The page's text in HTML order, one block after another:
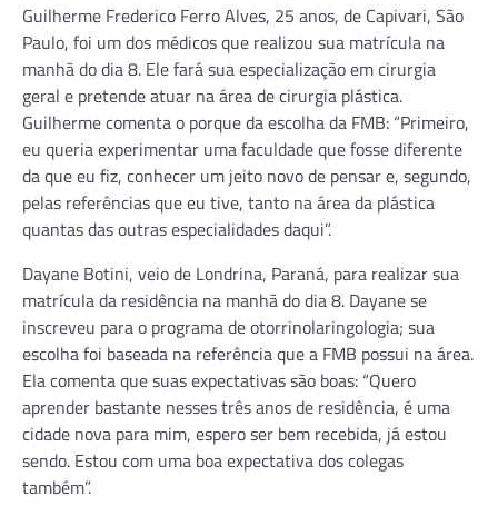
Guilherme Frederico Ferro Alves, 25 anos, de Capivari, São
Paulo, foi um dos médicos que realizou sua matrícula na
manhã do dia 8. Ele fará sua especialização em cirurgia
geral e pretende atuar na área de cirurgia plástica.
Guilherme comenta o porque da escolha da FMB: “Primeiro,
eu queria experimentar uma faculdade que fosse diferente
da que eu fiz, conhecer um jeito novo de pensar e, segundo,
pelas referências que eu tive, tanto na área da plástica
quantas das outras especialidades daqui”.
Dayane Botini, veio de Londrina, Paraná, para realizar sua
matrícula da residência na manhã do dia 8. Dayane se
inscreveu para o programa de otorrinolaringologia; sua
escolha foi baseada na referência que a FMB possui na área.
Ela comenta que suas expectativas são boas: “Quero
aprender bastante nesses três anos de residência, é uma
cidade nova para mim, espero ser bem recebida, já estou
sendo. Estou com uma boa expectativa dos colegas
também”.